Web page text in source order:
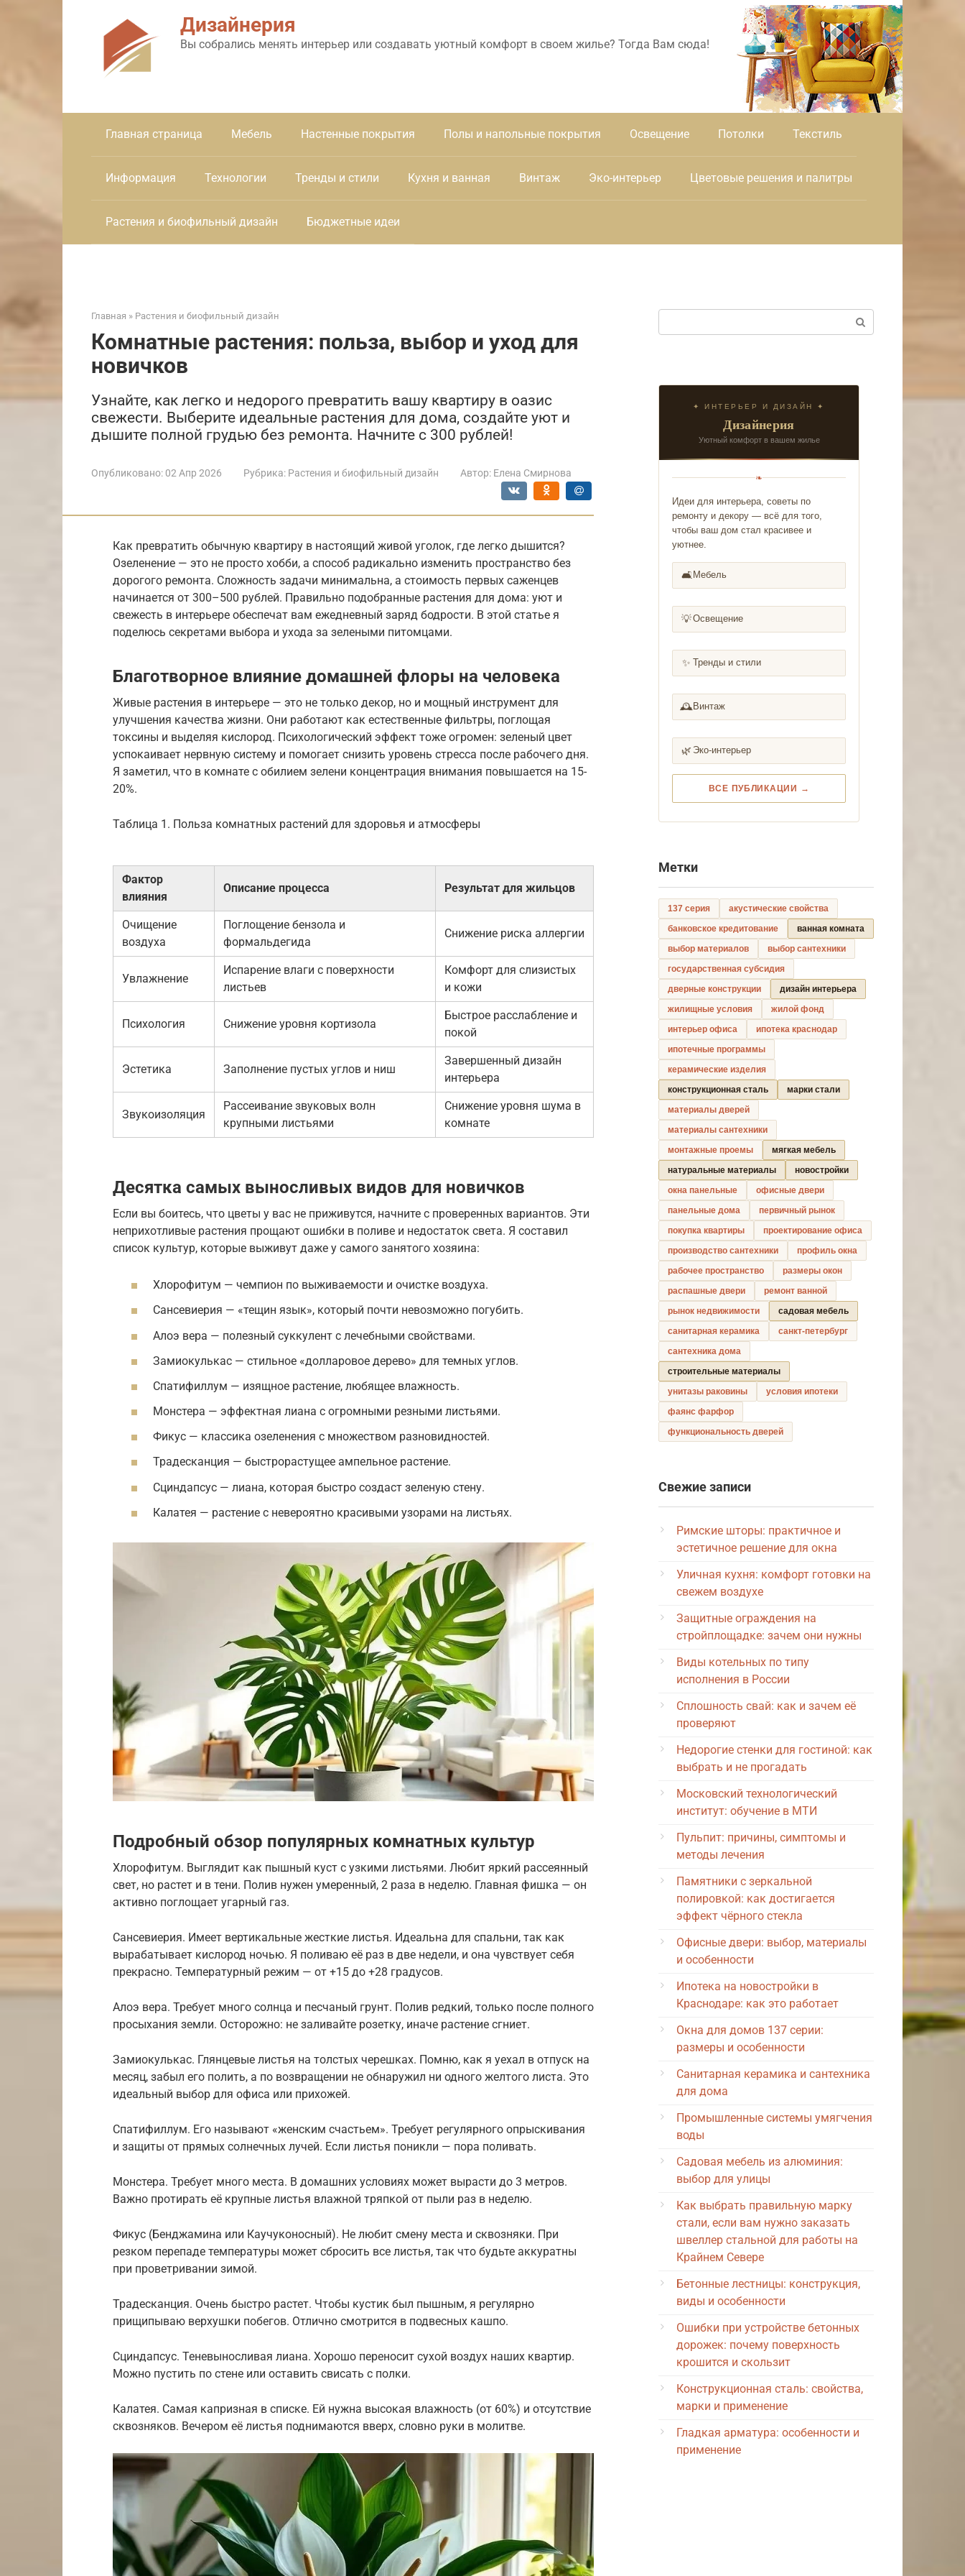
Дизайнерия
Вы собрались менять интерьер или создавать уютный комфорт в своем жилье? Тогда Вам сюда!
Главная страница Мебель Настенные покрытия Полы и напольные покрытия Освещение Потолки Текстиль
Информация Технологии Тренды и стили Кухня и ванная Винтаж Эко-интерьер Цветовые решения и палитры
Растения и биофильный дизайн Бюджетные идеи
Главная » Растения и биофильный дизайн
Комнатные растения: польза, выбор и уход для
новичков
Узнайте, как легко и недорого превратить вашу квартиру в оазис
свежести. Выберите идеальные растения для дома, создайте уют и
дышите полной грудью без ремонта. Начните с 300 рублей!
Опубликовано: 02 Апр 2026 Рубрика: Растения и биофильный дизайн Автор: Елена Смирнова
Как превратить обычную квартиру в настоящий живой уголок, где легко дышится?
Озеленение — это не просто хобби, а способ радикально изменить пространство без
дорогого ремонта. Сложность задачи минимальна, а стоимость первых саженцев
начинается от 300–500 рублей. Правильно подобранные растения для дома: уют и
свежесть в интерьере обеспечат вам ежедневный заряд бодрости. В этой статье я
поделюсь секретами выбора и ухода за зелеными питомцами.
Благотворное влияние домашней флоры на человека
Живые растения в интерьере — это не только декор, но и мощный инструмент для
улучшения качества жизни. Они работают как естественные фильтры, поглощая
токсины и выделяя кислород. Психологический эффект тоже огромен: зеленый цвет
успокаивает нервную систему и помогает снизить уровень стресса после рабочего дня.
Я заметил, что в комнате с обилием зелени концентрация внимания повышается на 15-
20%.
Таблица 1. Польза комнатных растений для здоровья и атмосферы
Фактор
влияния
Описание процесса Результат для жильцов
Очищение
воздуха
Поглощение бензола и
формальдегида
Снижение риска аллергии
Увлажнение
Испарение влаги с поверхности
листьев
Комфорт для слизистых
и кожи
Психология Снижение уровня кортизола
Быстрое расслабление и
покой
Эстетика Заполнение пустых углов и ниш
Завершенный дизайн
интерьера
Звукоизоляция
Рассеивание звуковых волн
крупными листьями
Снижение уровня шума в
комнате
Десятка самых выносливых видов для новичков
Если вы боитесь, что цветы у вас не приживутся, начните с проверенных вариантов. Эти
неприхотливые растения прощают ошибки в поливе и недостаток света. Я составил
список культур, которые выживут даже у самого занятого хозяина:
Хлорофитум — чемпион по выживаемости и очистке воздуха.
Сансевиерия — «тещин язык», который почти невозможно погубить.
Алоэ вера — полезный суккулент с лечебными свойствами.
Замиокулькас — стильное «долларовое дерево» для темных углов.
Спатифиллум — изящное растение, любящее влажность.
Монстера — эффектная лиана с огромными резными листьями.
Фикус — классика озеленения с множеством разновидностей.
Традесканция — быстрорастущее ампельное растение.
Сциндапсус — лиана, которая быстро создаст зеленую стену.
Калатея — растение с невероятно красивыми узорами на листьях.
Подробный обзор популярных комнатных культур
Хлорофитум. Выглядит как пышный куст с узкими листьями. Любит яркий рассеянный
свет, но растет и в тени. Полив нужен умеренный, 2 раза в неделю. Главная фишка — он
активно поглощает угарный газ.
Сансевиерия. Имеет вертикальные жесткие листья. Идеальна для спальни, так как
вырабатывает кислород ночью. Я поливаю её раз в две недели, и она чувствует себя
прекрасно. Температурный режим — от +15 до +28 градусов.
Алоэ вера. Требует много солнца и песчаный грунт. Полив редкий, только после полного
просыхания земли. Осторожно: не заливайте розетку, иначе растение сгниет.
Замиокулькас. Глянцевые листья на толстых черешках. Помню, как я уехал в отпуск на
месяц, забыл его полить, а по возвращении не обнаружил ни одного желтого листа. Это
идеальный выбор для офиса или прихожей.
Спатифиллум. Его называют «женским счастьем». Требует регулярного опрыскивания
и защиты от прямых солнечных лучей. Если листья поникли — пора поливать.
Монстера. Требует много места. В домашних условиях может вырасти до 3 метров.
Важно протирать её крупные листья влажной тряпкой от пыли раз в неделю.
Фикус (Бенджамина или Каучуконосный). Не любит смену места и сквозняки. При
резком перепаде температуры может сбросить все листья, так что будьте аккуратны
при проветривании зимой.
Традесканция. Очень быстро растет. Чтобы кустик был пышным, я регулярно
прищипываю верхушки побегов. Отлично смотрится в подвесных кашпо.
Сциндапсус. Теневыносливая лиана. Хорошо переносит сухой воздух наших квартир.
Можно пустить по стене или оставить свисать с полки.
Калатея. Самая капризная в списке. Ей нужна высокая влажность (от 60%) и отсутствие
сквозняков. Вечером её листья поднимаются вверх, словно руки в молитве.
✦ ИНТЕРЬЕР И ДИЗАЙН ✦
Дизайнерия
Уютный комфорт в вашем жилье
❧
Идеи для интерьера, советы по
ремонту и декору — всё для того,
чтобы ваш дом стал красивее и
уютнее.
🛋️ Мебель
💡Освещение
✨ Тренды и стили
🕰️ Винтаж
🌿 Эко-интерьер
ВСЕ ПУБЛИКАЦИИ →
Метки
137 серия
акустические свойства
банковское кредитование
ванная комната
выбор материалов
выбор сантехники
государственная субсидия
дверные конструкции
дизайн интерьера
жилищные условия
жилой фонд
интерьер офиса
ипотека краснодар
ипотечные программы
керамические изделия
конструкционная сталь
марки стали
материалы дверей
материалы сантехники
монтажные проемы
мягкая мебель
натуральные материалы
новостройки
окна панельные
офисные двери
панельные дома
первичный рынок
покупка квартиры
проектирование офиса
производство сантехники
профиль окна
рабочее пространство
размеры окон
распашные двери
ремонт ванной
рынок недвижимости
садовая мебель
санитарная керамика
санкт-петербург
сантехника дома
строительные материалы
унитазы раковины
условия ипотеки
фаянс фарфор
функциональность дверей
Свежие записи
Римские шторы: практичное и
эстетичное решение для окна
Уличная кухня: комфорт готовки на
свежем воздухе
Защитные ограждения на
стройплощадке: зачем они нужны
Виды котельных по типу
исполнения в России
Сплошность свай: как и зачем её
проверяют
Недорогие стенки для гостиной: как
выбрать и не прогадать
Московский технологический
институт: обучение в МТИ
Пульпит: причины, симптомы и
методы лечения
Памятники с зеркальной
полировкой: как достигается
эффект чёрного стекла
Офисные двери: выбор, материалы
и особенности
Ипотека на новостройки в
Краснодаре: как это работает
Окна для домов 137 серии:
размеры и особенности
Санитарная керамика и сантехника
для дома
Промышленные системы умягчения
воды
Садовая мебель из алюминия:
выбор для улицы
Как выбрать правильную марку
стали, если вам нужно заказать
швеллер стальной для работы на
Крайнем Севере
Бетонные лестницы: конструкция,
виды и особенности
Ошибки при устройстве бетонных
дорожек: почему поверхность
крошится и скользит
Конструкционная сталь: свойства,
марки и применение
Гладкая арматура: особенности и
применение